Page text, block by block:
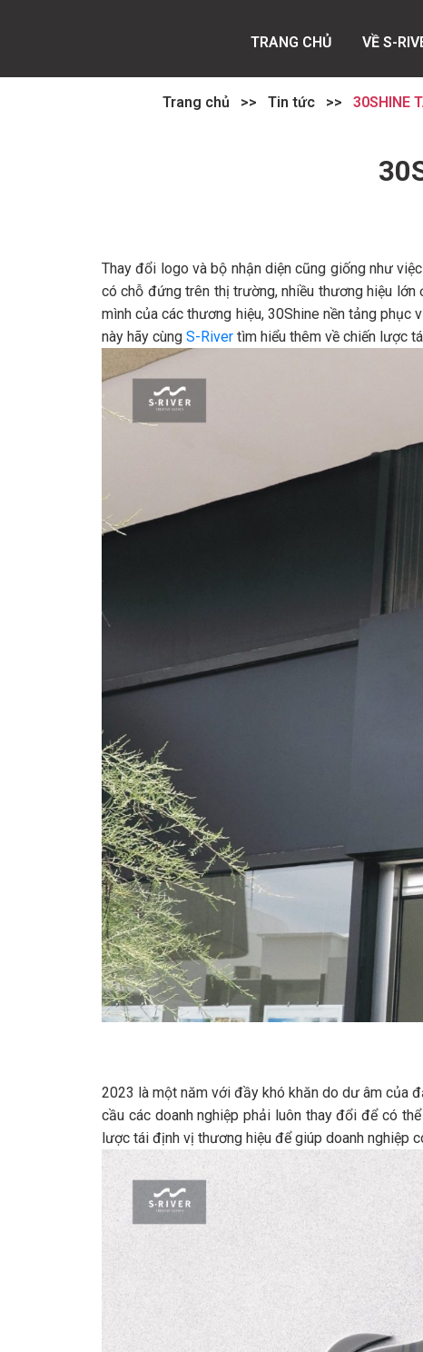
TRANG CHỦ VỀ S-
Trang chủ >> Tin tức >> 30SHINE
Thay đổi logo và bộ nhận diện cũng giống như
có chỗ đứng trên thị trường, nhiều thương hiệu
mình của các thương hiệu, 30Shine nền tảng phục
này hãy cùng S-River tìm hiểu thêm về chiến lược
2023 là một năm với đầy khó khăn do dư âm của
cầu các doanh nghiệp phải luôn thay đổi để có
lược tái định vị thương hiệu để giúp doanh nghiệp